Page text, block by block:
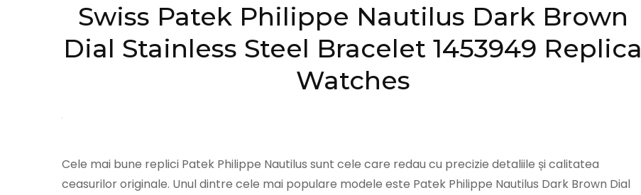
Replica
Swiss Patek Philippe Nautilus Dark Brown
Dial Stainless Steel Bracelet 1453949 Replica
Watches
Cele mai bune replici Patek Philippe Nautilus sunt cele care redau cu precizie detaliile și calitatea
ceasurilor originale. Unul dintre cele mai populare modele este Patek Philippe Nautilus Dark Brown Dial